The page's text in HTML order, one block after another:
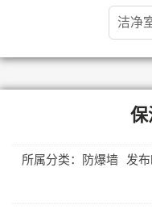
洁净
保
所属分类：防爆墙 发